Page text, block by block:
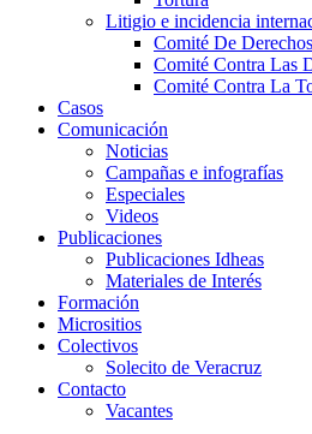
Litigio e incidencia
Comité De
Comité Contra Las
Comité Contra La
Casos
Comunicación
Noticias
Campañas e infografías
Especiales
Videos
Publicaciones
Publicaciones Idheas
Materiales de Interés
Formación
Micrositios
Colectivos
Solecito de Veracruz
Contacto
Vacantes